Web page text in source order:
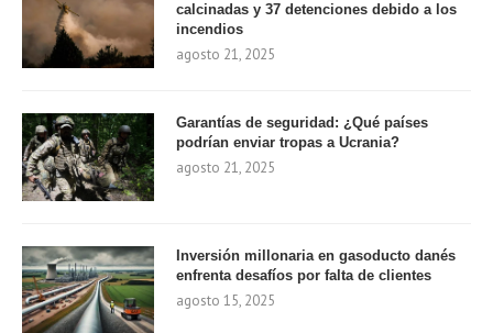
calcinadas y 37 detenciones debido a los
incendios
agosto 21, 2025
Garantías de seguridad: ¿Qué países
podrían enviar tropas a Ucrania?
agosto 21, 2025
Inversión millonaria en gasoducto danés
enfrenta desafíos por falta de clientes
agosto 15, 2025